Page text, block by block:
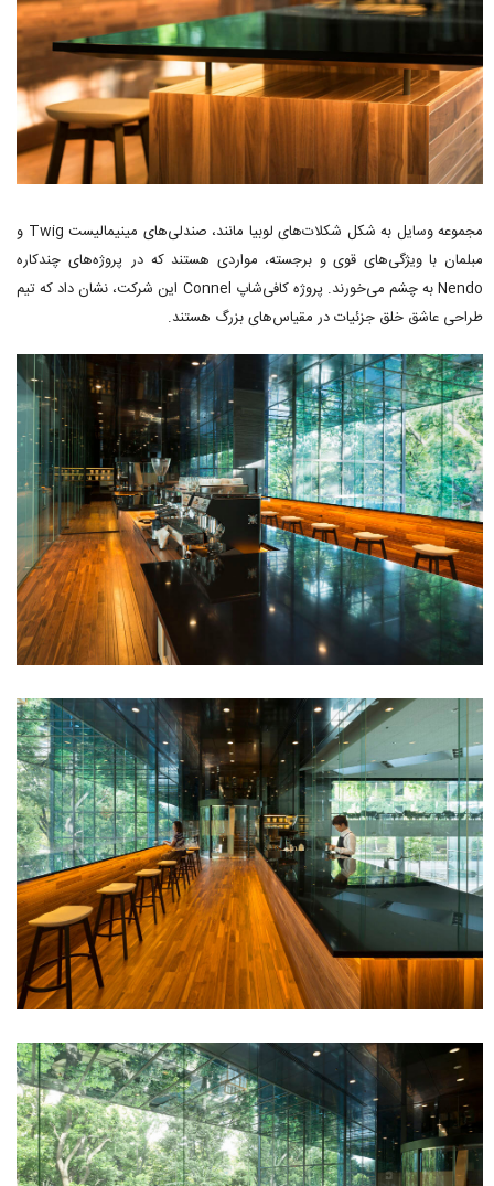
مجموعه وسایل به شکل شکلات‌های لوبیا مانند، صندلی‌های مینیمالیست Twig و
مبلمان با ویژگی‌های قوی و برجسته، مواردی هستند که در پروژه‌های چندکاره
Nendo به چشم می‌خورند. پروژه کافی‌شاپ Connel این شرکت، نشان داد که تیم
طراحی عاشق خلق جزئیات در مقیاس‌های بزرگ هستند.